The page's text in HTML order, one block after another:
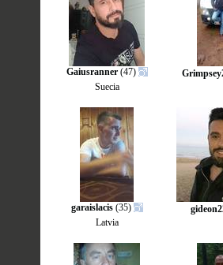
Gaiusranner(47)
Suecia
garaislacis(35)
Latvia